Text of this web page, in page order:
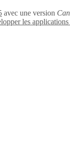
avec une version
les